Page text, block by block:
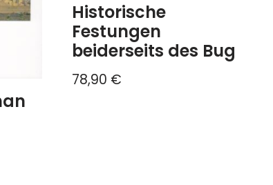
Historische
Festungen
beiderseits des Bug
78,90 €